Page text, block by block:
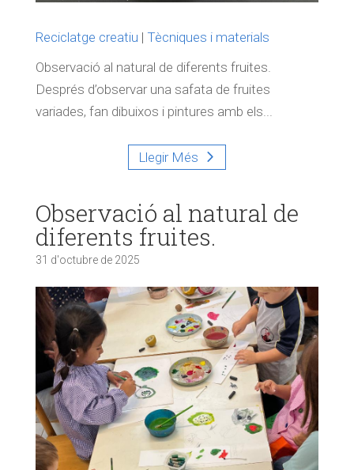
Reciclatge creatiu | Tècniques i materials
Observació al natural de diferents fruites.
Després d’observar una safata de fruites
variades, fan dibuixos i pintures amb els...
Llegir Més
Observació al natural de
diferents fruites.
31 d'octubre de 2025